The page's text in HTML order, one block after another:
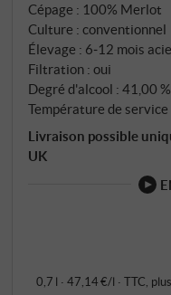
des cuves en inox à
la famille distille dans
cuivre de manière
le cœur soit mis en
de repos dans l'acier
sa clarté cristalline.
Cépage : 100% Merlot
Culture : conventionnel
Élevage : 6‑12 mois
Filtration : oui
Degré d'alcool : 41,00
Température de service
Livraison possible
UK
0,7 l · 47,14 €/l ·TTC,